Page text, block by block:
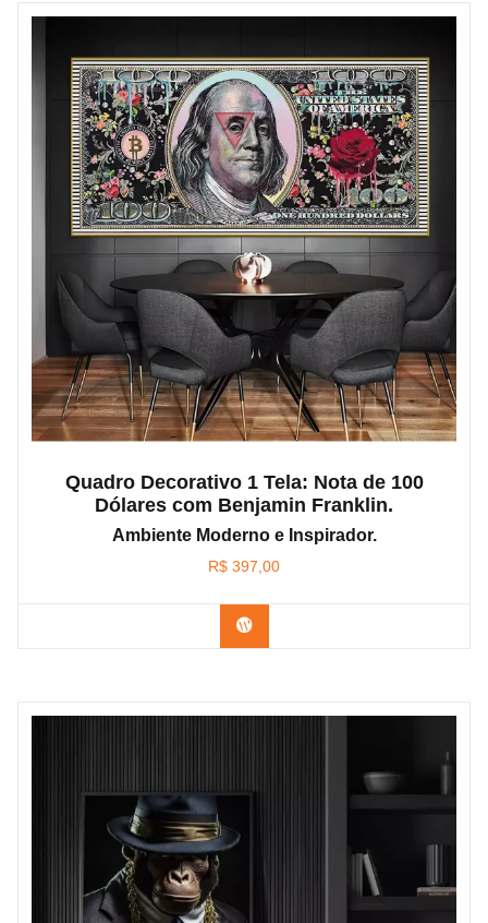
Quadro Decorativo 1 Tela: Nota de 100
Dólares com Benjamin Franklin.
Ambiente Moderno e Inspirador.
R$ 397,00
Confira os modelos